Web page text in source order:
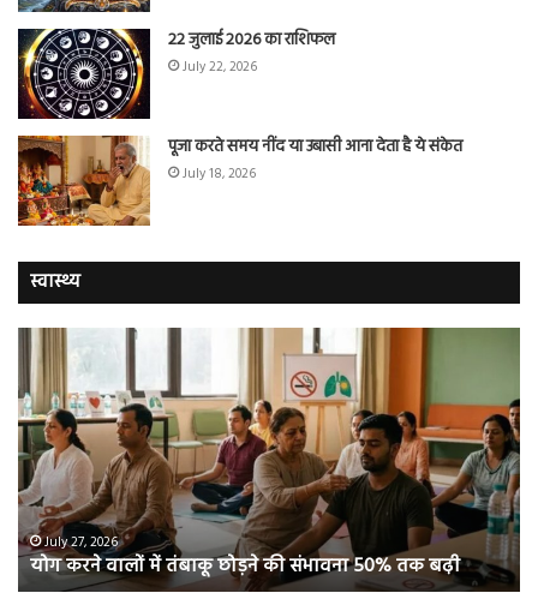
22 जुलाई 2026 का राशिफल
July 22, 2026
पूजा करते समय नींद या उबासी आना देता है ये संकेत
July 18, 2026
स्वास्थ्य
करने
वालों
में
तंबाकू
छोड़ने
की
संभावना
50%
तक
बढ़ी
July 27, 2026
योग करने वालों में तंबाकू छोड़ने की संभावना 50% तक बढ़ी
को
रहे
थे
‘ब्रेन
वह